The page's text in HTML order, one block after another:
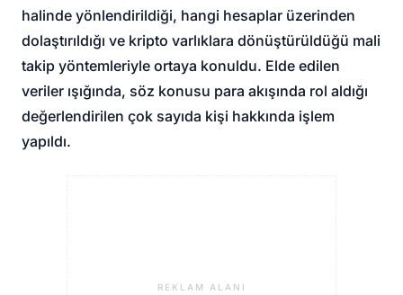
halinde yönlendirildiği, hangi hesaplar üzerinden
dolaştırıldığı ve kripto varlıklara dönüştürüldüğü mali
takip yöntemleriyle ortaya konuldu. Elde edilen
veriler ışığında, söz konusu para akışında rol aldığı
değerlendirilen çok sayıda kişi hakkında işlem
yapıldı.
REKLAM ALANI